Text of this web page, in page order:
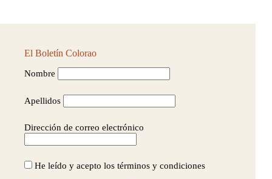
El Boletín Colorao
Nombre
Apellidos
Dirección de correo electrónico
He leído y acepto los términos y condiciones